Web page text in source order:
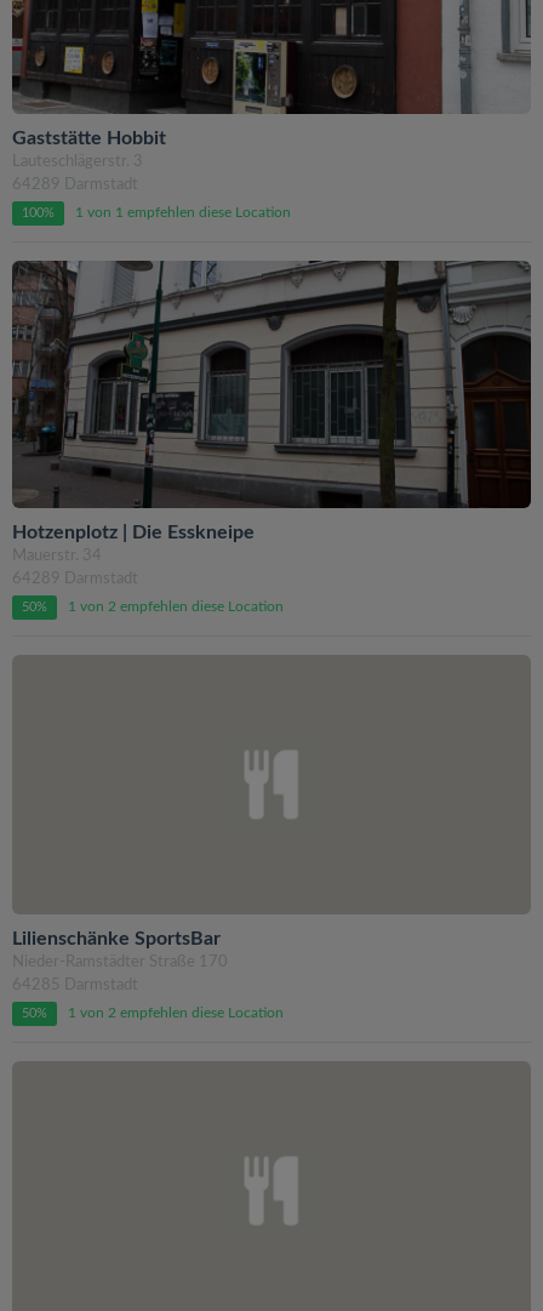
Gaststätte Hobbit
Lauteschlägerstr. 3
64289 Darmstadt
100% 1 von 1 empfehlen diese Location
Hotzenplotz | Die Esskneipe
Mauerstr. 34
64289 Darmstadt
50% 1 von 2 empfehlen diese Location
Lilienschänke SportsBar
Nieder-Ramstädter Straße 170
64285 Darmstadt
50% 1 von 2 empfehlen diese Location